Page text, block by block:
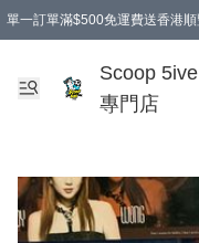
單一訂單滿$500免運費送香港
Scoop
專門店